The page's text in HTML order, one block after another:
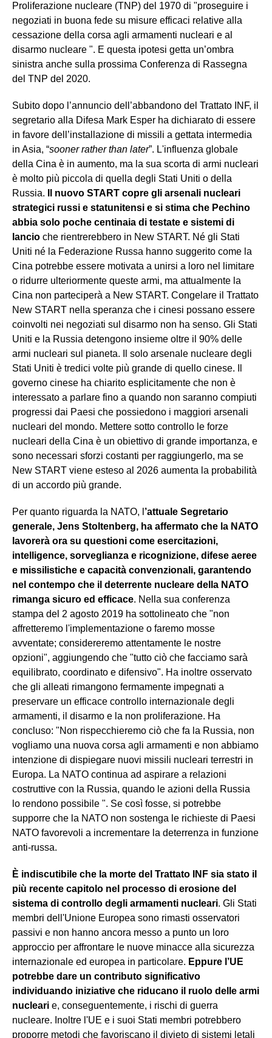
Proliferazione nucleare (TNP) del 1970 di "proseguire i
negoziati in buona fede su misure efficaci relative alla
cessazione della corsa agli armamenti nucleari e al
disarmo nucleare ". E questa ipotesi getta un’ombra
sinistra anche sulla prossima Conferenza di Rassegna
del TNP del 2020.
Subito dopo l’annuncio dell’abbandono del Trattato INF, il
segretario alla Difesa Mark Esper ha dichiarato di essere
in favore dell’installazione di missili a gettata intermedia
in Asia, “sooner rather than later”. L'influenza globale
della Cina è in aumento, ma la sua scorta di armi nucleari
è molto più piccola di quella degli Stati Uniti o della
Russia.
Il nuovo START copre gli arsenali nucleari
strategici russi e statunitensi e si stima che Pechino
abbia solo poche centinaia di testate e sistemi di
lancio che rientrerebbero in New START. Né gli Stati
Uniti né la Federazione Russa hanno suggerito come la
Cina potrebbe essere motivata a unirsi a loro nel limitare
o ridurre ulteriormente queste armi, ma attualmente la
Cina non parteciperà a New START. Congelare il Trattato
New START nella speranza che i cinesi possano essere
coinvolti nei negoziati sul disarmo non ha senso. Gli Stati
Uniti e la Russia detengono insieme oltre il 90% delle
armi nucleari sul pianeta. Il solo arsenale nucleare degli
Stati Uniti è tredici volte più grande di quello cinese. Il
governo cinese ha chiarito esplicitamente che non è
interessato a parlare fino a quando non saranno compiuti
progressi dai Paesi che possiedono i maggiori arsenali
nucleari del mondo. Mettere sotto controllo le forze
nucleari della Cina è un obiettivo di grande importanza, e
sono necessari sforzi costanti per raggiungerlo, ma se
New START viene esteso al 2026 aumenta la probabilità
di un accordo più grande.
Per quanto riguarda la NATO, l ’attuale Segretario
generale, Jens Stoltenberg, ha affermato che la NATO
lavorerà ora su questioni come esercitazioni,
intelligence, sorveglianza e ricognizione, difese aeree
e missilistiche e capacità convenzionali, garantendo
nel contempo che il deterrente nucleare della NATO
rimanga sicuro ed efficace. Nella sua conferenza
stampa del 2 agosto 2019 ha sottolineato che "non
affretteremo l'implementazione o faremo mosse
avventate; considereremo attentamente le nostre
opzioni", aggiungendo che "tutto ciò che facciamo sarà
equilibrato, coordinato e difensivo". Ha inoltre osservato
che gli alleati rimangono fermamente impegnati a
preservare un efficace controllo internazionale degli
armamenti, il disarmo e la non proliferazione. Ha
concluso: "Non rispecchieremo ciò che fa la Russia, non
vogliamo una nuova corsa agli armamenti e non abbiamo
intenzione di dispiegare nuovi missili nucleari terrestri in
Europa. La NATO continua ad aspirare a relazioni
costruttive con la Russia, quando le azioni della Russia
lo rendono possibile ". Se così fosse, si potrebbe
supporre che la NATO non sostenga le richieste di Paesi
NATO favorevoli a incrementare la deterrenza in funzione
anti-russa.
È indiscutibile che la morte del Trattato INF sia stato il
più recente capitolo nel processo di erosione del
sistema di controllo degli armamenti nucleari. Gli Stati
membri dell'Unione Europea sono rimasti osservatori
passivi e non hanno ancora messo a punto un loro
approccio per affrontare le nuove minacce alla sicurezza
internazionale ed europea in particolare. Eppure l’UE
potrebbe dare un contributo significativo
individuando iniziative che riducano il ruolo delle armi
nucleari e, conseguentemente, i rischi di guerra
nucleare. Inoltre l'UE e i suoi Stati membri potrebbero
proporre metodi che favoriscano il divieto di sistemi letali